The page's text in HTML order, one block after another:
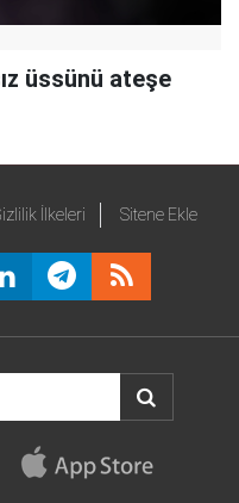
üssünü ateşe
İlkeleri Sitene Ekle